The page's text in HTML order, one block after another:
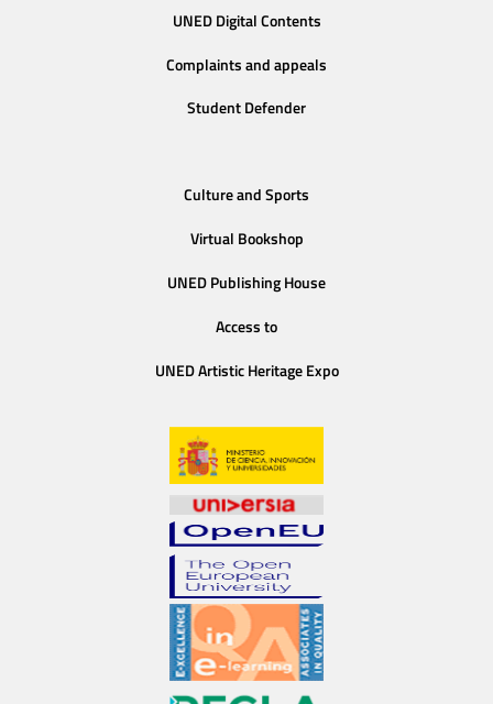
UNED Digital Contents
Complaints and appeals
Student Defender
Culture and Sports
Virtual Bookshop
UNED Publishing House
Access to
UNED Artistic Heritage Expo